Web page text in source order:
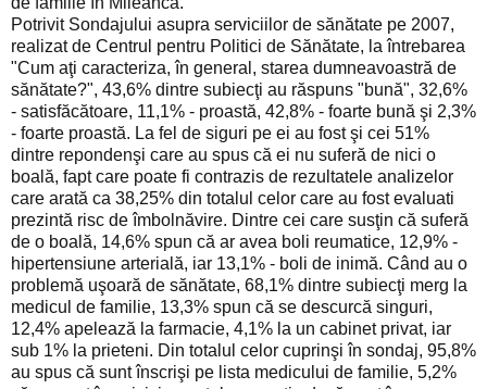
Potrivit Sondajului asupra serviciilor de sănătate pe 2007,
realizat de Centrul pentru Politici de Sănătate, la întrebarea
"Cum aţi caracteriza, în general, starea dumneavoastră de
sănătate?", 43,6% dintre subiecţi au răspuns "bună", 32,6%
- satisfăcătoare, 11,1% - proastă, 42,8% - foarte bună şi 2,3%
- foarte proastă. La fel de siguri pe ei au fost şi cei 51%
dintre repondenşi care au spus că ei nu suferă de nici o
boală, fapt care poate fi contrazis de rezultatele analizelor
care arată ca 38,25% din totalul celor care au fost evaluati
prezintă risc de îmbolnăvire. Dintre cei care susţin că suferă
de o boală, 14,6% spun că ar avea boli reumatice, 12,9% -
hipertensiune arterială, iar 13,1% - boli de inimă. Când au o
problemă uşoară de sănătate, 68,1% dintre subiecţi merg la
medicul de familie, 13,3% spun că se descurcă singuri,
12,4% apelează la farmacie, 4,1% la un cabinet privat, iar
sub 1% la prieteni. Din totalul celor cuprinşi în sondaj, 95,8%
au spus că sunt înscrişi pe lista medicului de familie, 5,2%